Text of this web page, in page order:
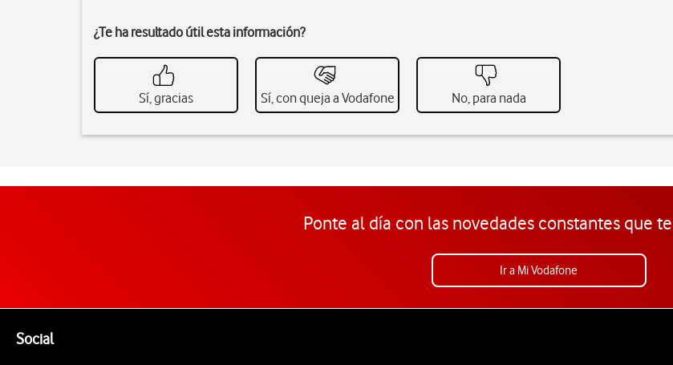
¿Te ha resultado útil esta información?
Sí, gracias Sí, con queja a Vodafone No, para nada
Ponte al día con las novedades constantes que
Ir a Mi Vodafone
SocialEnlaces a las redes sociales de Vodafone